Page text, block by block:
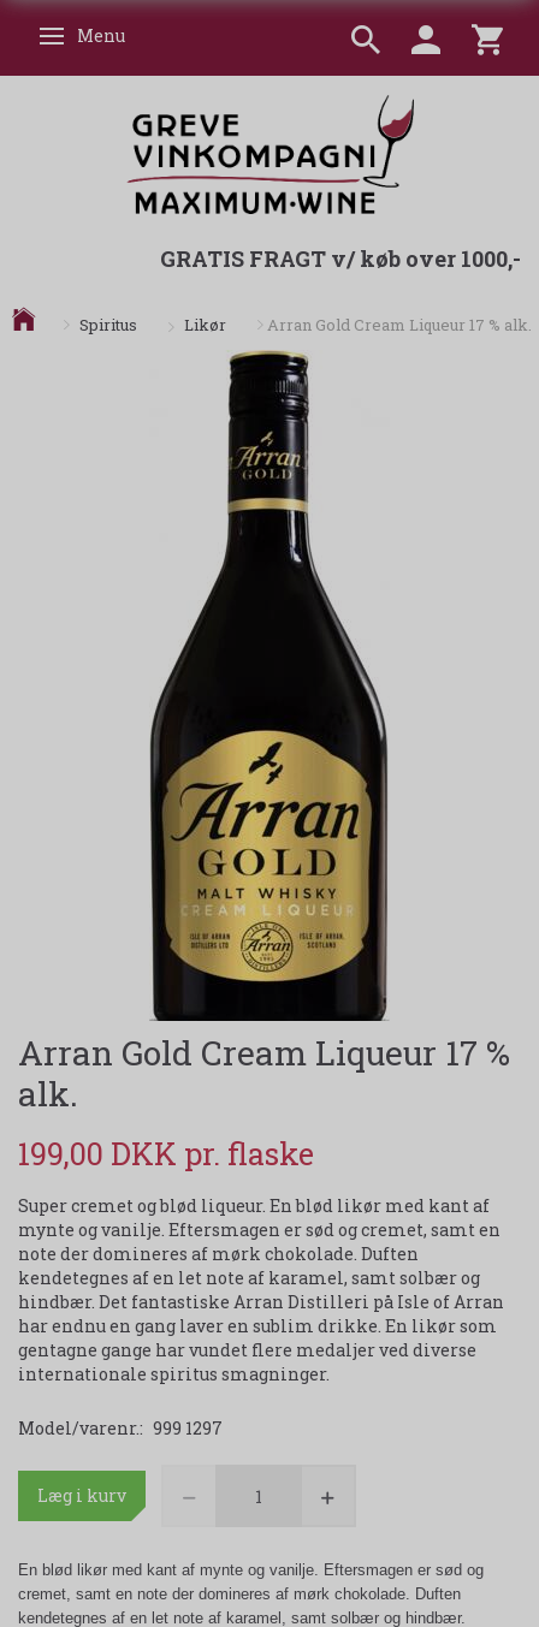
Skifte navigation
Menu
GRATIS FRAGT v/ køb over 1000,-
Spiritus Likør Arran Gold Cream Liqueur 17 % alk.
Arran Gold Cream Liqueur 17 %
alk.
199,00 DKK
Super cremet og blød liqueur. En blød likør med kant af
mynte og vanilje. Eftersmagen er sød og cremet, samt en
note der domineres af mørk chokolade. Duften
kendetegnes af en let note af karamel, samt solbær og
hindbær. Det fantastiske Arran Distilleri på Isle of Arran
har endnu en gang laver en sublim drikke. En likør som
gentagne gange har vundet flere medaljer ved diverse
internationale spiritus smagninger.
Model/varenr.: 999 1297
Læg i kurv
En blød likør med kant af mynte og vanilje. Eftersmagen er sød og
cremet, samt en note der domineres af mørk chokolade. Duften
kendetegnes af en let note af karamel, samt solbær og hindbær.